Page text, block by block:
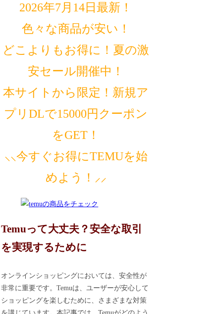
2026年7月14日最新！
色々な商品が安い！
どこよりもお得に！夏の激
安セール開催中！
本サイトから限定！新規ア
プリDLで15000円クーポン
をGET！
⸜⸜今すぐお得にTEMUを始
めよう！⸝⸝
Temuって大丈夫？安全な取引
を実現するために
オンラインショッピングにおいては、安全性が
非常に重要です。Temuは、ユーザーが安心して
ショッピングを楽しむために、さまざまな対策